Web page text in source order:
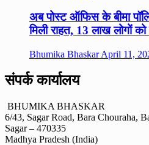
अब पोस्ट ऑफिस के बीमा
मिली राहत, 13 लाख लोगों को
Bhumika BhaskarApril 11,
संपर्क कार्यालय
BHUMIKA BHASKAR
6/43, Sagar Road, Bara Chouraha,
Sagar – 470335
Madhya Pradesh (India)